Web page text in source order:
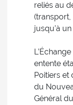
reliés au
(transport,
jusqu’à
entente
Poitiers et
du
Général